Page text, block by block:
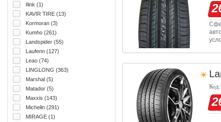
Ilink (1)
KAVIR TIRE (13)
Kormoran (3)
Kumho (261)
Landspider (55)
Laufenn (127)
Leao (74)
LINGLONG (363)
Marshal (5)
Matador (5)
Maxxis (143)
Michelin (291)
MIRAGE (1)
Код: